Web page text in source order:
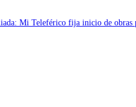
Mi Teleférico fija inicio de obras